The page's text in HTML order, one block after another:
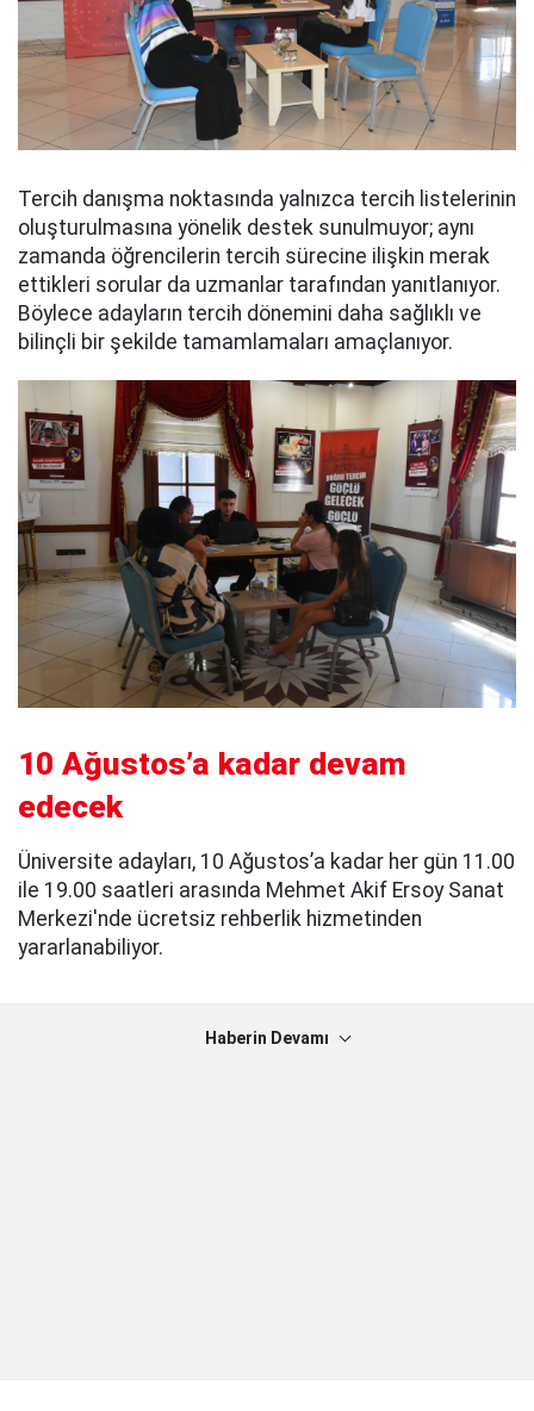
Tercih danışma noktasında yalnızca tercih listelerinin
oluşturulmasına yönelik destek sunulmuyor; aynı
zamanda öğrencilerin tercih sürecine ilişkin merak
ettikleri sorular da uzmanlar tarafından yanıtlanıyor.
Böylece adayların tercih dönemini daha sağlıklı ve
bilinçli bir şekilde tamamlamaları amaçlanıyor.
10 Ağustos’a kadar devam
edecek
Üniversite adayları, 10 Ağustos’a kadar her gün 11.00
ile 19.00 saatleri arasında Mehmet Akif Ersoy Sanat
Merkezi'nde ücretsiz rehberlik hizmetinden
yararlanabiliyor.
Haberin Devamı